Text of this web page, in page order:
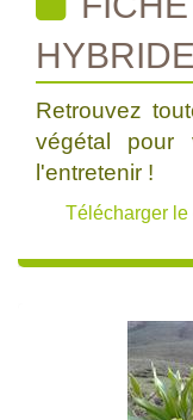
Retrouvez
végétal
l'entretenir !
Télécharger